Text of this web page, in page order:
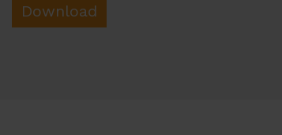
Download